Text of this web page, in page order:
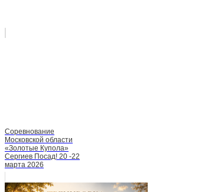
Соревнование
Московской области
«Золотые Купола»
Сергиев Посад! 20 -22
марта 2026